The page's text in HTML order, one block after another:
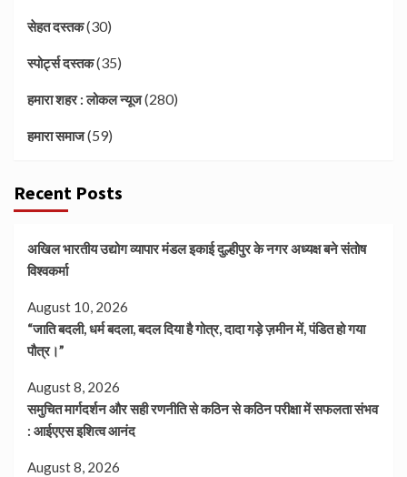
सेहत दस्तक(30)
स्पोर्ट्स दस्तक(35)
हमारा शहर : लोकल न्यूज(280)
हमारा समाज(59)
Recent Posts
अखिल भारतीय उद्योग व्यापार मंडल इकाई दुल्हीपुर के नगर अध्यक्ष बने संतोष
विश्वकर्मा
August 10, 2026
“जाति बदली, धर्म बदला, बदल दिया है गोत्र, दादा गड़े ज़मीन में, पंडित हो गया
पौत्र।”
August 8, 2026
समुचित मार्गदर्शन और सही रणनीति से कठिन से कठिन परीक्षा में सफलता संभव
: आईएएस इशित्व आनंद
August 8, 2026